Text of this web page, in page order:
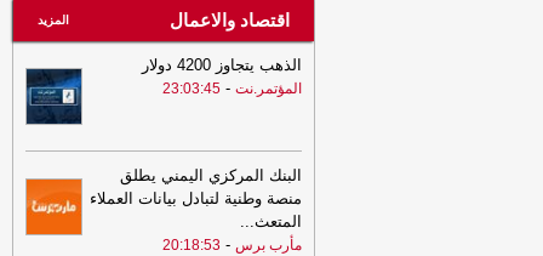
اقتصاد والاعمال المزيد
الذهب يتجاوز 4200 دولار
المؤتمر.نت -
23:03:45
البنك المركزي اليمني يطلق
منصة وطنية لتبادل بيانات العملاء
المتعث...
مأرب برس -
20:18:53